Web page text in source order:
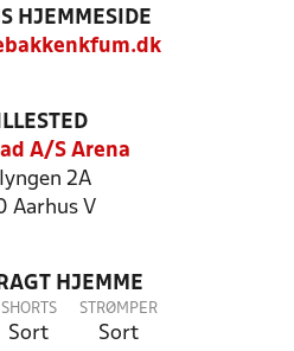
HJEMMESIDE
A/S Arena
2A
Aarhus V
HJEMME
SHORTS
Sort
STRØMPER
Sort